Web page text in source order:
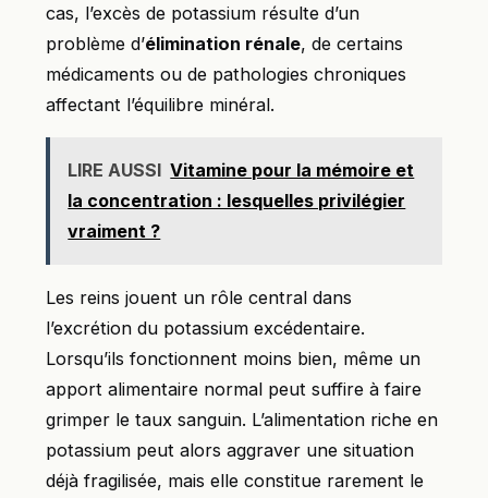
cas, l’excès de potassium résulte d’un
problème d’élimination rénale, de certains
médicaments ou de pathologies chroniques
affectant l’équilibre minéral.
LIRE AUSSI Vitamine pour la mémoire et
la concentration : lesquelles privilégier
vraiment ?
Les reins jouent un rôle central dans
l’excrétion du potassium excédentaire.
Lorsqu’ils fonctionnent moins bien, même un
apport alimentaire normal peut suffire à faire
grimper le taux sanguin. L’alimentation riche en
potassium peut alors aggraver une situation
déjà fragilisée, mais elle constitue rarement le